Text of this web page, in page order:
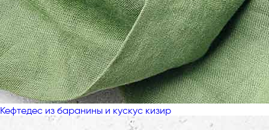
Кефтедес из баранины и кускус кизир